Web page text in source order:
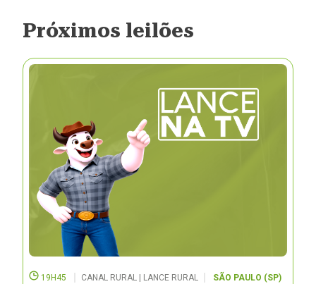
Próximos leilões
19H45 CANAL RURAL | LANCE RURAL SÃO PAULO (SP)